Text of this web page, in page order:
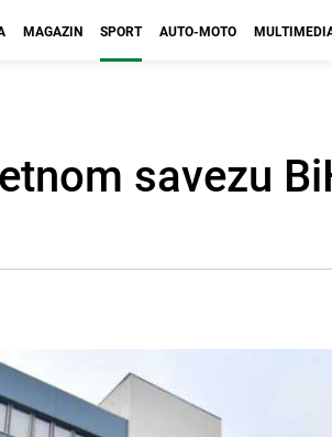
MAGAZIN SPORT AUTO-MOTO
savezu